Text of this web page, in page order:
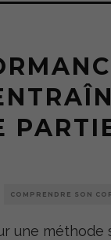
COMPRENDRE SON
une